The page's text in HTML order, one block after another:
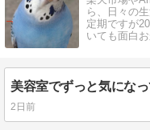
ら、日々の
定期ですが
いても面白
2日前